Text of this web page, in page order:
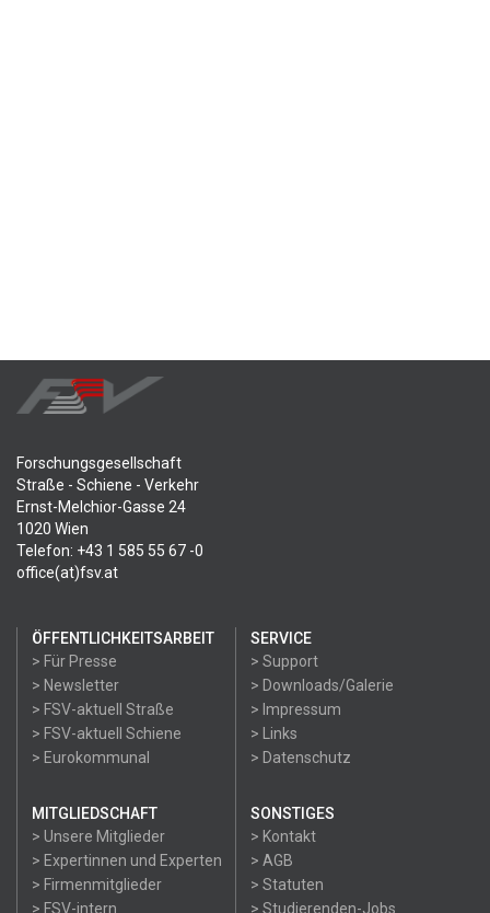
Forschungsgesellschaft
Straße - Schiene - Verkehr
Ernst-Melchior-Gasse 24
1020 Wien
Telefon: +43 1 585 55 67 -0
office(at)fsv.at
ÖFFENTLICHKEITSARBEIT
> Für Presse
> Newsletter
> FSV-aktuell Straße
> FSV-aktuell Schiene
> Eurokommunal
SERVICE
> Support
> Downloads/Galerie
> Impressum
> Links
> Datenschutz
MITGLIEDSCHAFT
> Unsere Mitglieder
> Expertinnen und Experten
> Firmenmitglieder
> FSV-intern
SONSTIGES
> Kontakt
> AGB
> Statuten
> Studierenden-Jobs